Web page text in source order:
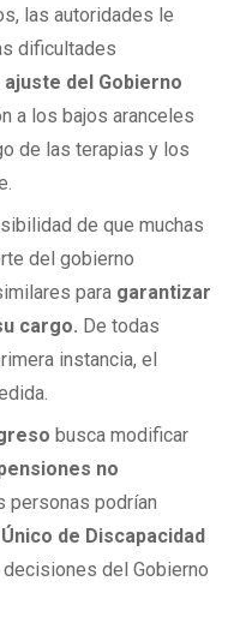
las autoridades le
dificultades
ajuste del Gobierno
a los bajos aranceles
de las terapias y los
de que muchas
del gobierno
para garantizar
cargo. De todas
instancia, el
busca modificar
no
personas podrían
de Discapacidad
del Gobierno